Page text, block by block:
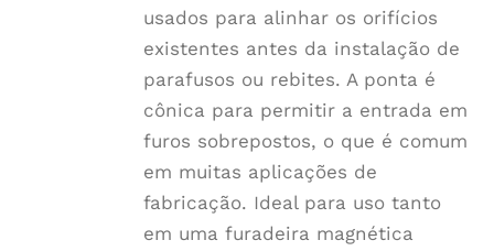
usados para alinhar os orifícios
existentes antes da instalação de
parafusos ou rebites. A ponta é
cônica para permitir a entrada em
furos sobrepostos, o que é comum
em muitas aplicações de
fabricação. Ideal para uso tanto
em uma furadeira magnética